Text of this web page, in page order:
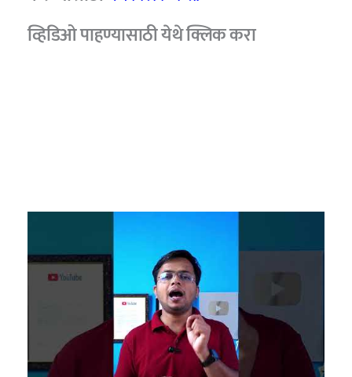
व्हिडिओ पाहण्यासाठीयेथे क्लिक करा